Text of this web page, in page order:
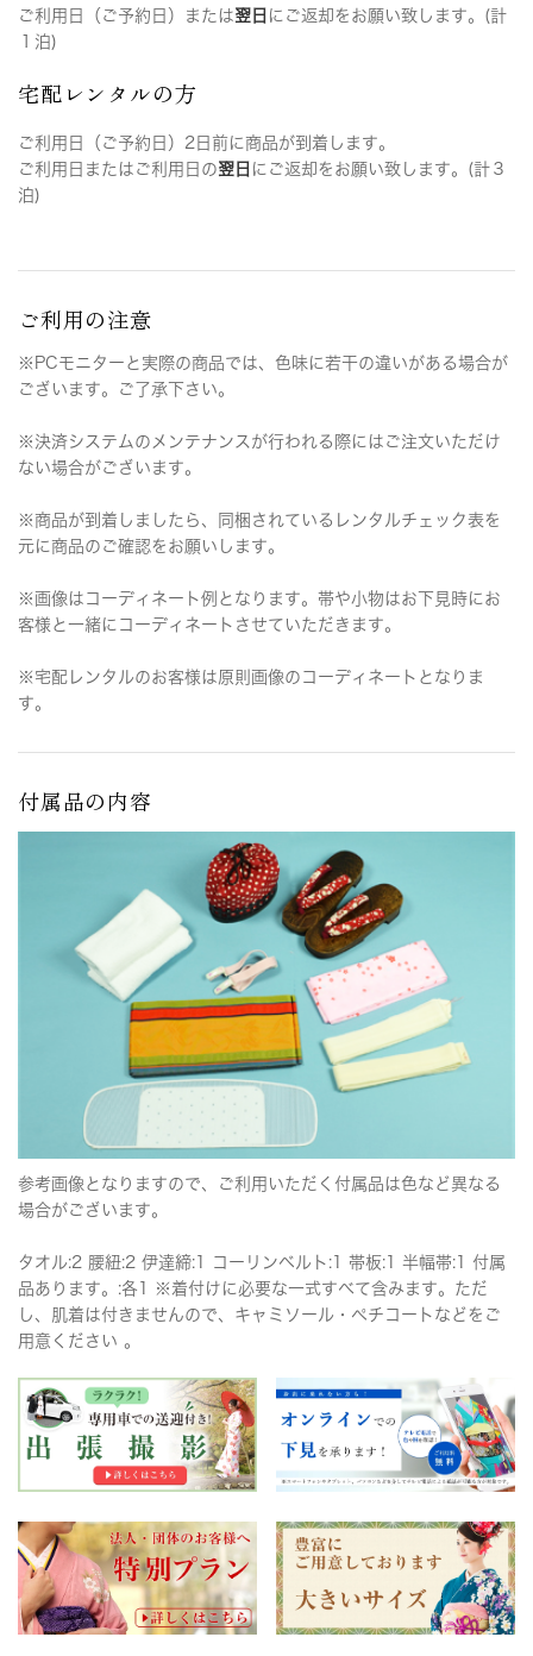
ご利用日（ご予約日）または翌日 にご返却をお願い致します。(計
１泊)
宅配レンタルの方
ご利用日（ご予約日）2日前に商品が到着します。
ご利用日またはご利用日の翌日 にご返却をお願い致します。(計３
泊)
ご利用の注意
※PCモニターと実際の商品では、色味に若干の違いがある場合が
ございます。ご了承下さい。
※決済システムのメンテナンスが行われる際にはご注文いただけ
ない場合がございます。
※商品が到着しましたら、同梱されているレンタルチェック表を
元に商品のご確認をお願いします。
※画像はコーディネート例となります。帯や小物はお下見時にお
客様と一緒にコーディネートさせていただきます。
※宅配レンタルのお客様は原則画像のコーディネートとなりま
す。
付属品の内容
参考画像となりますので、ご利用いただく付属品は色など異なる
場合がございます。
タオル:2 腰紐:2 伊達締:1 コーリンベルト:1 帯板:1 半幅帯:1 付属
品あります。:各1 ※着付けに必要な一式すべて含みます。ただ
し、肌着は付きませんので、キャミソール・ペチコートなどをご
用意ください 。